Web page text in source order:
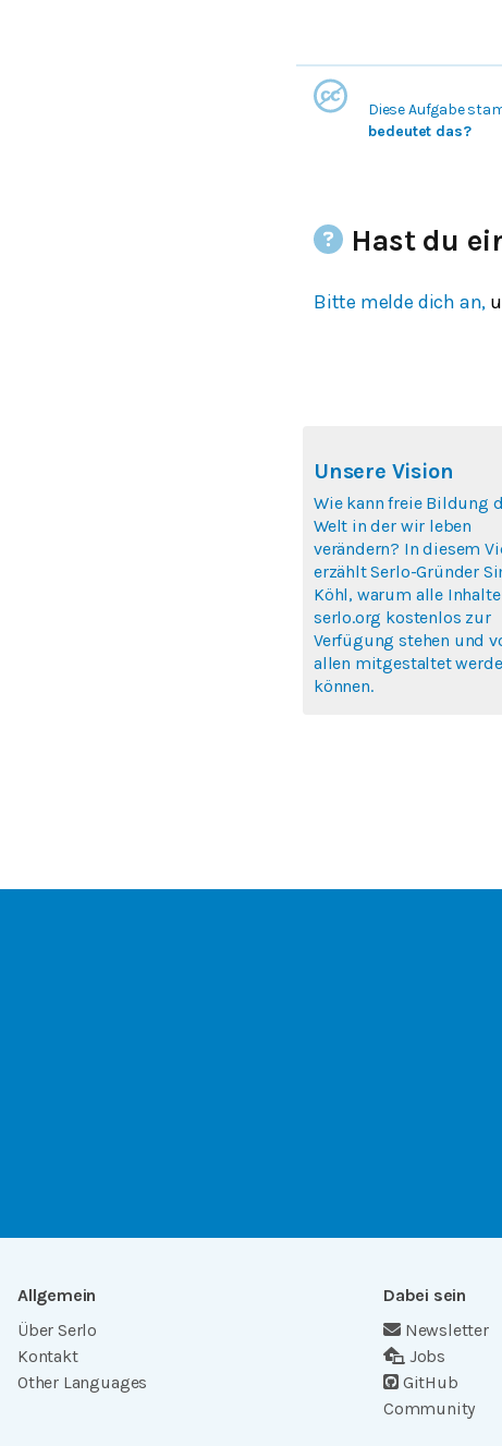
Diese Aufgabe
bedeutet das?
Hast du
Bitte melde dich an,
Unsere Vision
Wie kann freie Bildung
Welt in der wir leben
verändern? In diesem
erzählt Serlo-Gründer
Köhl, warum alle
serlo.org kostenlos zur
Verfügung stehen und
allen mitgestaltet
können.
Allgemein
Über Serlo
Kontakt
Other Languages
Dabei sein
Newsletter
Jobs
GitHub
Community